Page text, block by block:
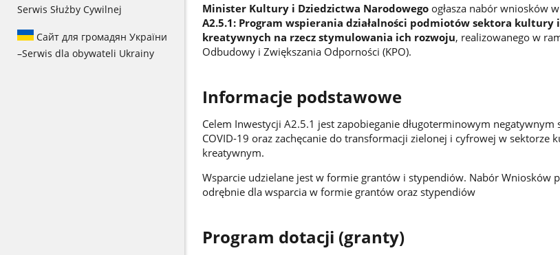
Serwis Służby Cywilnej
Сайт для громадян України
–Serwis dla obywateli Ukrainy
Minister Kultury i Dziedzictwa Narodowegoogłasza nabór wniosków
A2.5.1: Program wspierania działalności podmiotów sektora kultury
kreatywnych na rzecz stymulowania ich rozwoju, realizowanego w
Odbudowy i Zwiększania Odporności (KPO).
Informacje podstawowe
Celem Inwestycji A2.5.1 jest zapobieganie długoterminowym
COVID-19 oraz zachęcanie do transformacji zielonej i cyfrowej w sektorze
kreatywnym.
Wsparcie udzielane jest w formie grantów i stypendiów. Nabór Wniosków
odrębnie dla wsparcia w formie grantów oraz stypendiów
Program dotacji (granty)